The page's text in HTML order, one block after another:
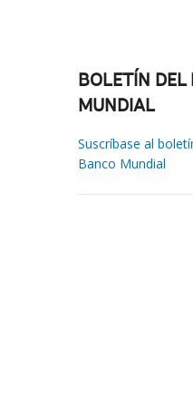
BOLETÍN DEL
MUNDIAL
Suscríbase al
Banco Mundial